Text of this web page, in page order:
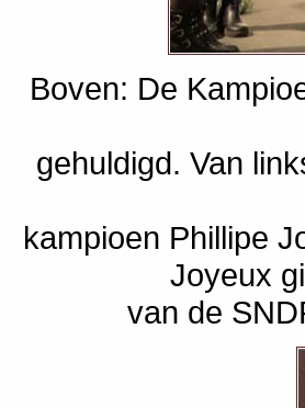
Boven: De
gehuldigd. Van
kampioen Phillipe
Joyeux
van de